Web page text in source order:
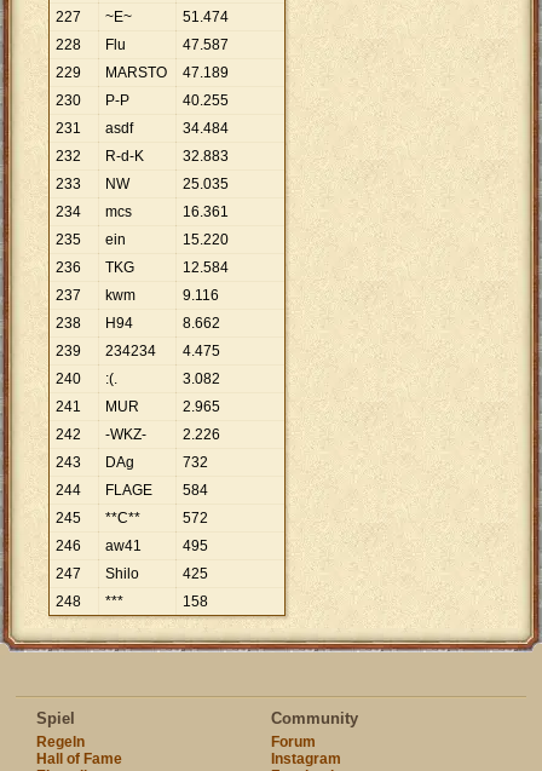
227
~E~ 51.474
228
Flu 47.587
229
MARSTO 47.189
230
P-P 40.255
231
asdf 34.484
232
R-d-K 32.883
233
NW 25.035
234
mcs 16.361
235
ein 15.220
236
TKG 12.584
237
kwm 9.116
238
H94 8.662
239
234234 4.475
240
:(. 3.082
241
MUR 2.965
242
-WKZ- 2.226
243
DAg
732
244
FLAGE
584
245
**C**
572
246
aw41
495
247
Shilo
425
248
*** 158
Spiel
Regeln
Hall of Fame
Community
Forum
Instagram